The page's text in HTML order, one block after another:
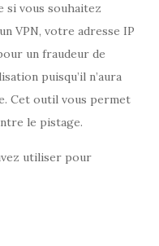
si vous souhaitez
VPN, votre adresse IP
un fraudeur de
puisqu’il n’aura
Cet outil vous permet
le pistage.
utiliser pour